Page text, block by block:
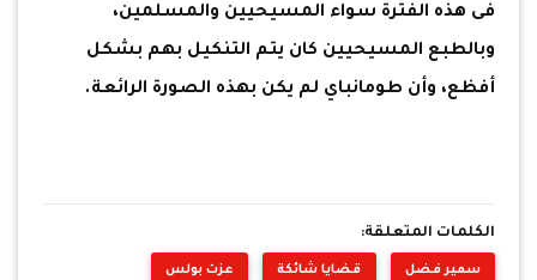
فى هذه الفترة سواء المسيحيين والمسلمين،
وبالطبع المسيحيين كان يتم التنكيل بهم بشكل
أفظع، وأن طومانباي لم يكن بهذه الصورة الرائعة.
الكلمات المتعلقة:
سمير فضل قضايا شائكة عزت بولس